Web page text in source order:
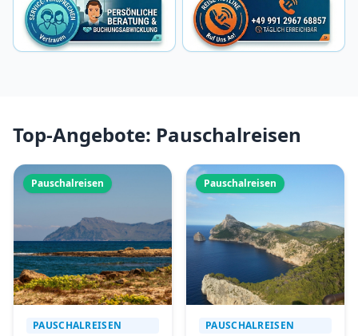
Top-Angebote: Pauschalreisen
Pauschalreisen
PAUSCHALREISEN
Pauschalreisen
PAUSCHALREISEN